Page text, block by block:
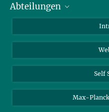
Mitarbeiterverzeichnis
Abteilungen
Kolloidchemie
Nachhaltige und Bio-
Self
Max-